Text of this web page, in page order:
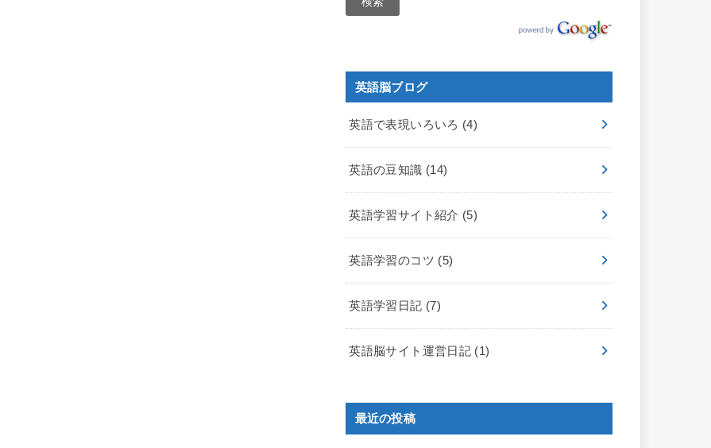
英語脳ブログ
英語で表現いろいろ (4)
英語の豆知識 (14)
英語学習サイト紹介 (5)
英語学習のコツ (5)
英語学習日記 (7)
英語脳サイト運営日記 (1)
最近の投稿